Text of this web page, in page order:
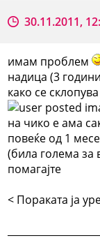
30.11.2011,
имам проблем
надица (3
како се
на чико е ама
повеќе од 1
(била голема за
помагајте
< Поракaта ја